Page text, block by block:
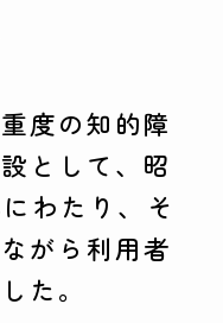
度の知的障
として、昭
わたり、そ
がら利用者
た。